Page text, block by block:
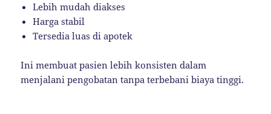
Lebih mudah diakses
Harga stabil
Tersedia luas di apotek
Ini membuat pasien lebih konsisten dalam
menjalani pengobatan tanpa terbebani biaya tinggi.